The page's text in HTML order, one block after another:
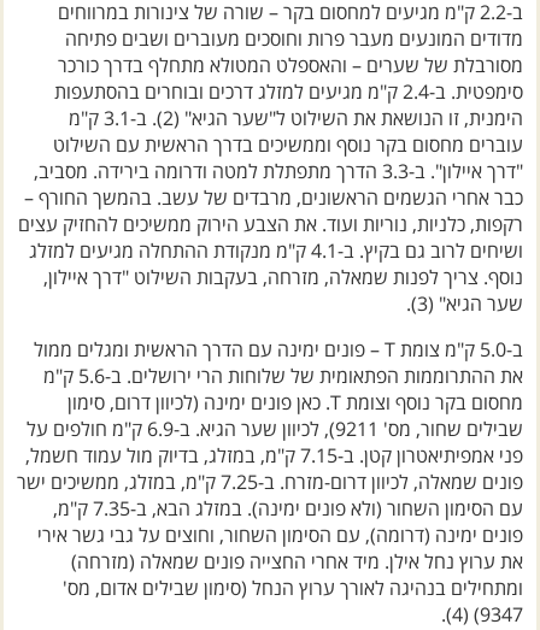
ב-2.2 ק"מ מגיעים למחסום בקר – שורה של צינורות במרווחים
מדודים המונעים מעבר פרות וחוסכים מעוברים ושבים פתיחה
מסורבלת של שערים – והאספלט המטולא מתחלף בדרך כורכר
סימפטית. ב-2.4 ק"מ מגיעים למזלג דרכים ובוחרים בהסתעפות
הימנית, זו הנושאת את השילוט ל"שער הגיא" (2). ב-3.1 ק"מ
עוברים מחסום בקר נוסף וממשיכים בדרך הראשית עם השילוט
"דרך איילון". ב-3.3 הדרך מתפתלת למטה ודרומה בירידה. מסביב,
כבר אחרי הגשמים הראשונים, מרבדים של עשב. בהמשך החורף –
רקפות, כלניות, נוריות ועוד. את הצבע הירוק ממשיכים להחזיק עצים
ושיחים לרוב גם בקיץ. ב-4.1 ק"מ מנקודת ההתחלה מגיעים למזלג
נוסף. צריך לפנות שמאלה, מזרחה, בעקבות השילוט "דרך איילון,
שער הגיא" (3).
ב-5.0 ק"מ צומת T – פונים ימינה עם הדרך הראשית ומגלים ממול
את ההתרוממות הפתאומית של שלוחות הרי ירושלים. ב-5.6 ק"מ
מחסום בקר נוסף וצומת T. כאן פונים ימינה (לכיוון דרום, סימון
שבילים שחור, מס' 9211), לכיוון שער הגיא. ב-6.9 ק"מ חולפים על
פני אמפיתיאטרון קטן. ב-7.15 ק"מ, במזלג, בדיוק מול עמוד חשמל,
פונים שמאלה, לכיוון דרום-מזרח. ב-7.25 ק"מ, במזלג, ממשיכים ישר
עם הסימון השחור (ולא פונים ימינה). במזלג הבא, ב-7.35 ק"מ,
פונים ימינה (דרומה), עם הסימון השחור, וחוצים על גבי גשר אירי
את ערוץ נחל אילן. מיד אחרי החצייה פונים שמאלה (מזרחה)
ומתחילים בנהיגה לאורך ערוץ הנחל (סימון שבילים אדום, מס'
9347) (4).